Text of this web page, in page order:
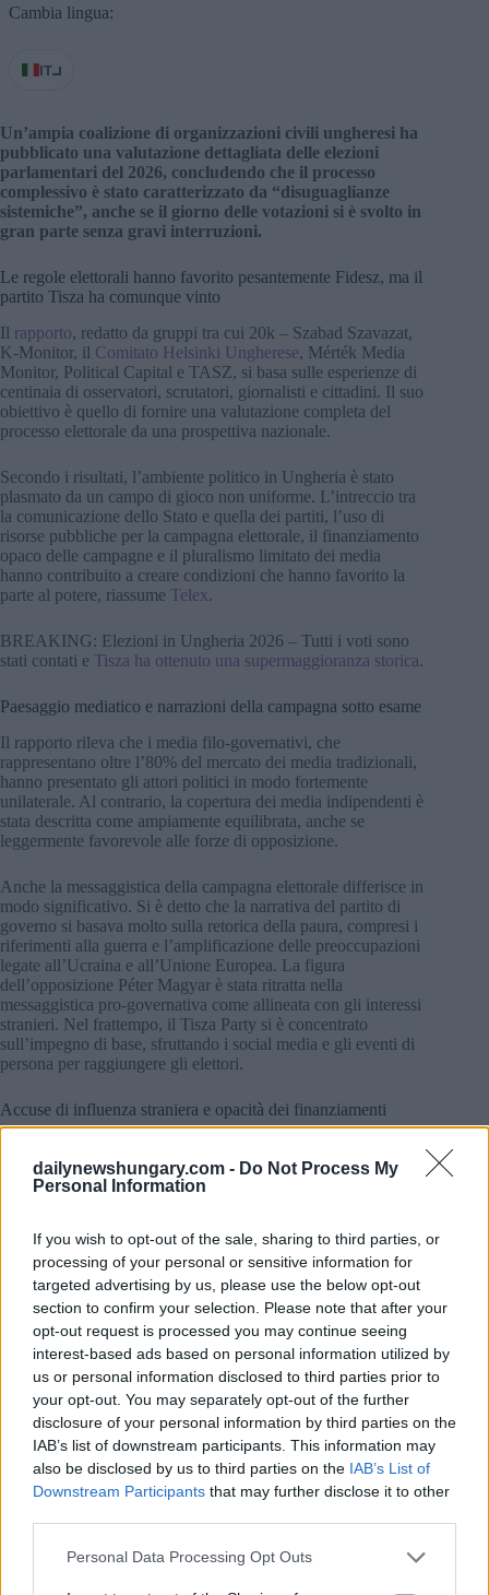
dailynewshungary.com - Do Not Process My
Personal Information
If you wish to opt-out of the sale, sharing to third parties, or
processing of your personal or sensitive information for
targeted advertising by us, please use the below opt-out
section to confirm your selection. Please note that after your
opt-out request is processed you may continue seeing
interest-based ads based on personal information utilized by
us or personal information disclosed to third parties prior to
your opt-out. You may separately opt-out of the further
disclosure of your personal information by third parties on the
IAB’s list of downstream participants. This information may
also be disclosed by us to third parties on the IAB’s List of
Downstream Participants that may further disclose it to other
Please note that this website/app uses one or more Google
Personal Data Processing Opt Outs
Cambia lingua:
IT
Un’ampia coalizione di organizzazioni civili ungheresi ha
pubblicato una valutazione dettagliata delle elezioni
parlamentari del 2026, concludendo che il processo
complessivo è stato caratterizzato da “disuguaglianze
sistemiche”, anche se il giorno delle votazioni si è svolto in
gran parte senza gravi interruzioni.
Le regole elettorali hanno favorito pesantemente Fidesz, ma il
partito Tisza ha comunque vinto
Il rapporto, redatto da gruppi tra cui 20k – Szabad Szavazat,
K-Monitor, il Comitato Helsinki Ungherese, Mérték Media
Monitor, Political Capital e TASZ, si basa sulle esperienze di
centinaia di osservatori, scrutatori, giornalisti e cittadini. Il suo
obiettivo è quello di fornire una valutazione completa del
processo elettorale da una prospettiva nazionale.
Secondo i risultati, l’ambiente politico in Ungheria è stato
plasmato da un campo di gioco non uniforme. L’intreccio tra
la comunicazione dello Stato e quella dei partiti, l’uso di
risorse pubbliche per la campagna elettorale, il finanziamento
opaco delle campagne e il pluralismo limitato dei media
hanno contribuito a creare condizioni che hanno favorito la
parte al potere, riassume Telex.
BREAKING: Elezioni in Ungheria 2026 – Tutti i voti sono
stati contati e Tisza ha ottenuto una supermaggioranza storica.
Paesaggio mediatico e narrazioni della campagna sotto esame
Il rapporto rileva che i media filo-governativi, che
rappresentano oltre l’80% del mercato dei media tradizionali,
hanno presentato gli attori politici in modo fortemente
unilaterale. Al contrario, la copertura dei media indipendenti è
stata descritta come ampiamente equilibrata, anche se
leggermente favorevole alle forze di opposizione.
Anche la messaggistica della campagna elettorale differisce in
modo significativo. Si è detto che la narrativa del partito di
governo si basava molto sulla retorica della paura, compresi i
riferimenti alla guerra e l’amplificazione delle preoccupazioni
legate all’Ucraina e all’Unione Europea. La figura
dell’opposizione Péter Magyar è stata ritratta nella
messaggistica pro-governativa come allineata con gli interessi
stranieri. Nel frattempo, il Tisza Party si è concentrato
sull’impegno di base, sfruttando i social media e gli eventi di
persona per raggiungere gli elettori.
Accuse di influenza straniera e opacità dei finanziamenti
interferenza russa. Le fonti investigative citate nel rapporto
suggeriscono che attori legati al Cremlino potrebbero aver
manipolazione dei social media e l’amplificazione di
narrazioni già presenti nel discorso pro-governativo.
Inoltre, il rapporto critica il quadro di finanziamento delle
campagne elettorali dell’Ungheria, descrivendolo come
obsoleto e sempre più opaco a causa di lacune normative che
possono rafforzare una concorrenza diseguale.
Nel caso le fosse sfuggito: Magyar del Partito Tisza nomina il
leader del gruppo parlamentare e annuncia la data dellaprima
riunione della fazione. Inoltre, il neoeletto Premier Péter
Magyar afferma che se il Presidente non si dimette,lo
costringeranno ad andarsene.
state sollevate preoccupazioni istituzionali